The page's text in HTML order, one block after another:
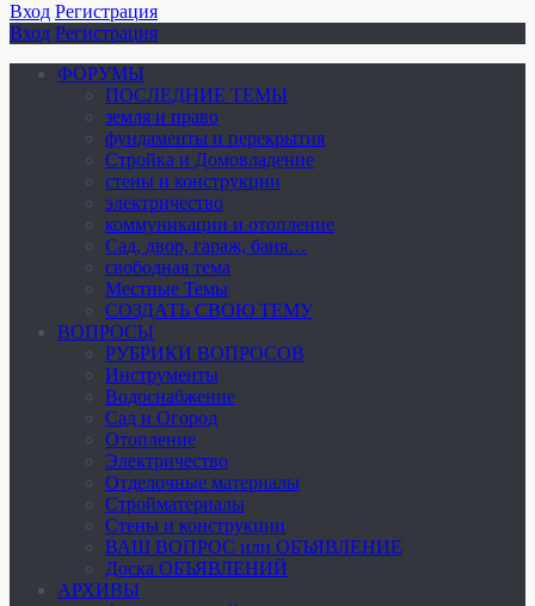
Вход Регистрация
Вход Регистрация
ФОРУМЫ
ПОСЛЕДНИЕ ТЕМЫ
земля и право
фундаменты и перекрытия
Стройка и Домовладение
стены и конструкции
электричество
коммуникации и отопление
Cад, двор, гараж, баня…
свободная тема
Местные Темы
СОЗДАТЬ СВОЮ ТЕМУ
ВОПРОСЫ
РУБРИКИ ВОПРОСОВ
Инструменты
Водоснабжение
Сад и Огород
Отопление
Электричество
Отделочные материалы
Стройматериалы
Стены и конструкции
ВАШ ВОПРОС или ОБЪЯВЛЕНИЕ
Доска ОБЪЯВЛЕНИЙ
АРХИВЫ